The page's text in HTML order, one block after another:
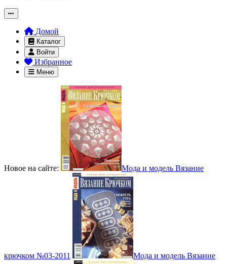
Домой
Каталог
Войти
Избранное
Меню
Новое на сайте: Мода и модель Вязание
крючком №03-2011 Мода и модель Вязание